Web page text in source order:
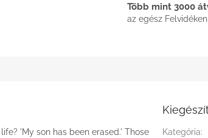
Több mint 3000
az egész Felvidéken
'My son has been erased.' Those
Kategória: